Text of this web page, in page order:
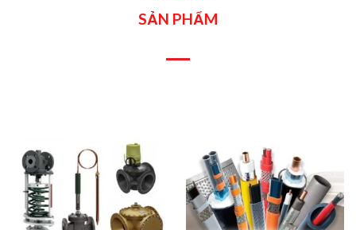
SẢN PHẨM